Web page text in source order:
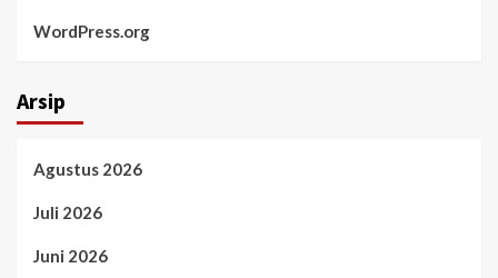
WordPress.org
Arsip
Agustus 2026
Juli 2026
Juni 2026